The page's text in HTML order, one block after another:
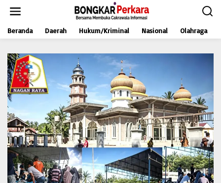
t
Beranda Daerah Hukum/Kriminal Nasional Olahraga